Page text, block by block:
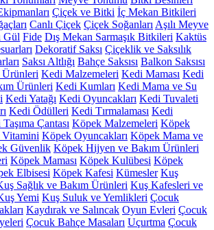
Çiçek ve Bitki İç Mekan Bitkileri
Canlı Çiçek Çiçek Soğanları Aşılı Meyve
Gül Fide Dış Mekan Sarmaşık Bitkileri Kaktüs
Dekoratif Saksı Çiçeklik ve Saksılık
Saksı Altlığı Bahçe Saksısı Balkon Saksısı
Kedi Malzemeleri Kedi Maması Kedi
Ürünleri Kedi Kumları Kedi Mama ve Su
Kedi Yatağı Kedi Oyuncakları Kedi Tuvaleti
Kedi Ödülleri Kedi Tırmalaması Kedi
Çantası Köpek Malzemeleri Köpek
Köpek Oyuncakları Köpek Mama ve
Güvenlik Köpek Hijyen ve Bakım Ürünleri
Köpek Maması Köpek Kulübesi Köpek
Elbisesi Köpek Kafesi Kümesler Kuş
Sağlık ve Bakım Ürünleri Kuş Kafesleri ve
Yemi Kuş Suluk ve Yemlikleri Çocuk
Kaydırak ve Salıncak Oyun Evleri Çocuk
Çocuk Bahçe Masaları Uçurtma Çocuk